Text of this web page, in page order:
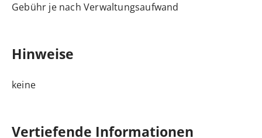
Gebühr je nach Verwaltungsaufwand
Hinweise
keine
Vertiefende Informationen